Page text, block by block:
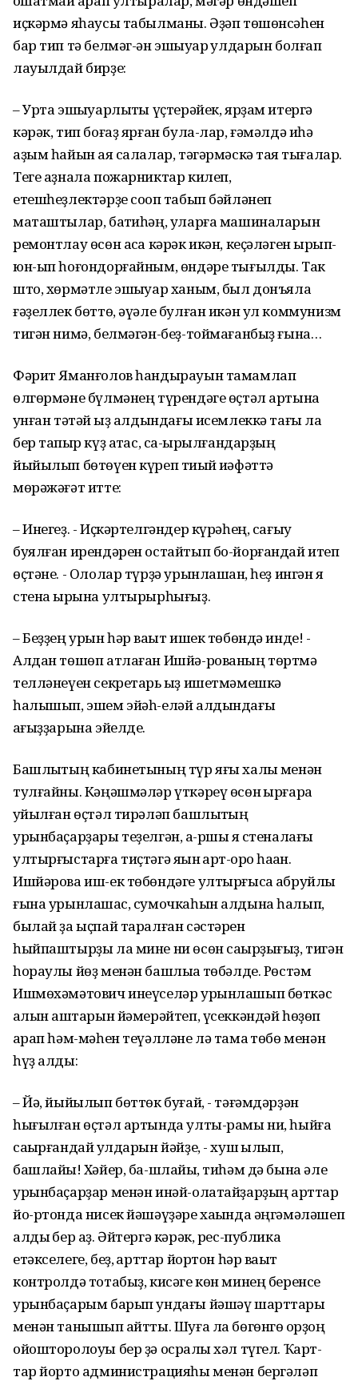
иҫкәрмә яһаусы табылманы. Әҙәп төшөнсәһен
бар тип тә белмәг-ән эшҡыуар ҡулдарын болғап
лауылдай бирҙе:
– Урта эшҡыуарлыҡты үҫтерәйек, ярҙам итергә
кәрәк, тип боғаҙ ярған була-лар, ғәмәлдә иһә
аҙым һайын аяҡ салалар, тәгәрмәскә таяҡ тығалар.
Теге аҙнала пожарниктар килеп,
етешһеҙлектәрҙе соҡоп табып бәйләнеп
маташтылар, баҡтиһәң, уларға машиналарын
ремонтлау өсөн аҡса кәрәк икән, кеҫәләген ҡырып-
юн-ып һоғондорғайным, өндәре тығылды. Так
што, хөрмәтле эшҡыуар ханым, был донъяла
ғәҙеллек бөттө, әүәле булған икән ул коммунизм
тигән нимә, белмәгән-беҙ-тоймағанбыҙ ғына…
Фәрит Яманғолов һандырауын тамамлап
өлгөрмәне бүлмәнең түрендәге өҫтәл артына
ҡунған тәтәй ҡыҙ алдындағы исемлеккә тағы ла
бер тапҡыр күҙ атҡас, саҡ-ырылғандарҙың
йыйылып бөтөүен күреп тиҡый ҡиәфәттә
мөрәжәғәт итте:
– Инегеҙ. - Иҫкәртелгәндер күрәһең, сағыу
буялған ирендәрен остайтып бо-йорғандай итеп
өҫтәне. - Ололар түрҙә урынлашҡан, һеҙ ингән яҡ
стена ҡырына ултырырһығыҙ.
– Беҙҙең урын һәр ваҡыт ишек төбөндә инде! -
Алдан төшөп атлаған Ишйә-рованың төртмә
телләнеүен секретарь ҡыҙ ишетмәмешкә
һалышып, эшем эйәһ-еләй алдындағы
ҡағыҙҙарына эйелде.
Башлыҡтың кабинетының түр яғы халыҡ менән
тулғайны. Кәңәшмәләр үткәреү өсөн ҡырғараҡ
ҡуйылған өҫтәл тирәләп башлыҡтың
урынбаҫарҙары теҙелгән, ҡа-ршы яҡ стеналағы
ултырғыстарға тиҫтәгә яҡын ҡарт-ҡоро һаҡҡан.
Ишйәрова иш-ек төбөндәге ултырғысҡа абруйлы
ғына урынлашҡас, сумочкаһын алдына һалып,
былай ҙа ыҫпай таралған сәстәрен
һыйпаштырҙы ла мине ни өсөн саҡырҙығыҙ, тигән
һораулы йөҙ менән башлыҡҡа төбәлде. Рөстәм
Ишмөхәмәтович инеүселәр урынлашып бөткәс
ҡалын ҡаштарын йәмерәйтеп, үсеккәндәй һөҙөп
ҡарап һәм-мәһен теүәлләне лә тамаҡ төбө менән
һүҙ алды:
– Йә, йыйылып бөттөк буғай, - тәғәмдәрҙән
һығылған өҫтәл артында улты-рамы ни, һыйға
саҡырғандай ҡулдарын йәйҙе, - хуш ҡылып,
башлайыҡ! Хәйер, ба-шлайыҡ, тиһәм дә бына әле
урынбаҫарҙар менән инәй-олатайҙарҙың ҡарттар
йо-ртонда нисек йәшәүҙәре хаҡында әңгәмәләшеп
алдыҡ бер аҙ. Әйтергә кәрәк, рес-публика
етәкселеге, беҙ, ҡарттар йортон һәр ваҡыт
контролдә тотабыҙ, кисәге көн минең беренсе
урынбаҫарым барып ундағы йәшәү шарттары
менән танышып ҡайтты. Шуға ла бөгөнгө ҡорҙоң
ойошторолоуы бер ҙә осраҡлы хәл түгел. Ҡарт-
тар йорто администрацияһы менән бергәләп